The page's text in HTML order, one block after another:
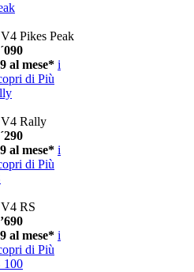
Pikes Peak
al mese* i
di Più
Rally
al mese* i
di Più
RS
al mese* i
di Più
100